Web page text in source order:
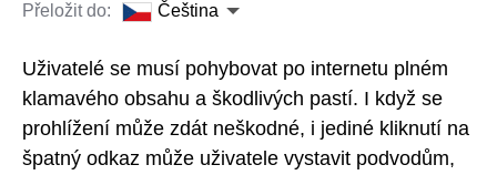
Přeložit do:
Čeština
Uživatelé se musí pohybovat po internetu plném
klamavého obsahu a škodlivých pastí. I když se
prohlížení může zdát neškodné, i jediné kliknutí na
špatný odkaz může uživatele vystavit podvodům,